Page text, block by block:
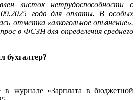
листок нетрудоспособности с
года для оплаты. В особых
отметка «алкогольное опьянение».
в ФСЗН для определения среднего
бухгалтер?
в журнале «Зарплата в бюджетной